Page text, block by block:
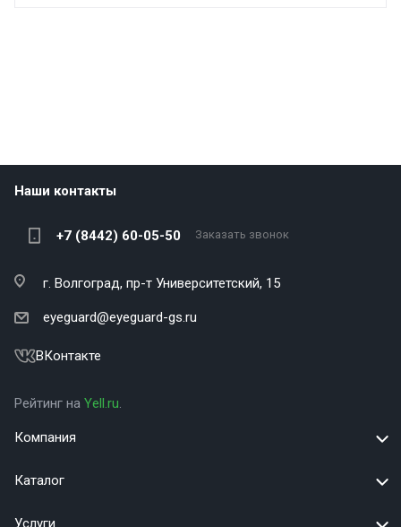
Наши контакты
+7 (8442) 60-05-50 Заказать звонок
г. Волгоград, пр-т Университетский, 15
eyeguard@eyeguard-gs.ru
ВКонтакте
Рейтинг на Yell.ru.
Компания
Каталог
Услуги